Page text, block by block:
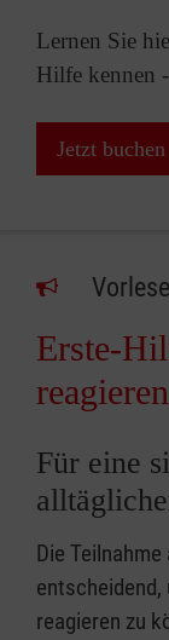
Lernen Sie
Hilfe kennen
Jetzt buchen
Erste-
Für eine
Die
reagieren zu